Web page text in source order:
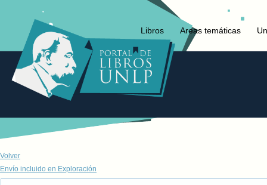
Libros Areas temáticas
Volver
Envío incluido en Exploración